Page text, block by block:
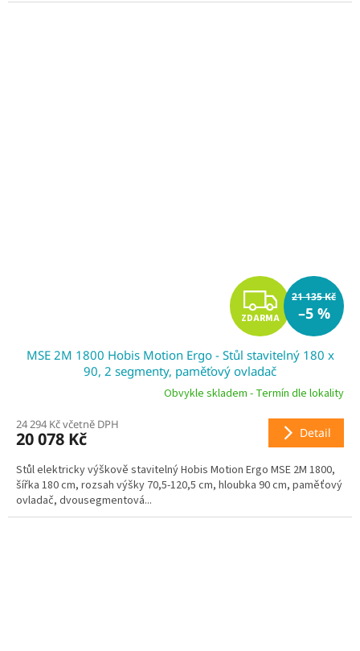
Z
D
A
R
M
A
ZDARMA
21 135 Kč
–5 %
MSE 2M 1800 Hobis Motion Ergo - Stůl stavitelný 180 x
90, 2 segmenty, paměťový ovladač
Obvykle skladem - Termín dle lokality
24 294 Kč včetně DPH
20 078 Kč Detail
Stůl elektricky výškově stavitelný Hobis Motion Ergo MSE 2M 1800,
šířka 180 cm, rozsah výšky 70,5-120,5 cm, hloubka 90 cm, paměťový
ovladač, dvousegmentová...